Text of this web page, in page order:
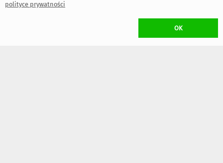
polityce prywatności
OK